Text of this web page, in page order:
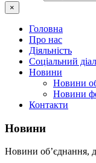
×
Головна
Про нас
Діяльність
Соціальний
Новини
Новини
Новини
Контакти
Новини
Новини об’єднання,